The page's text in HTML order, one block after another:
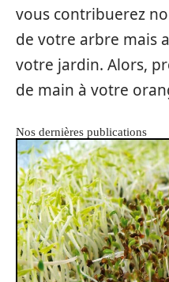
vous contribuerez
de votre arbre mais
votre jardin. Alors,
de main à votre
Nos dernières publications